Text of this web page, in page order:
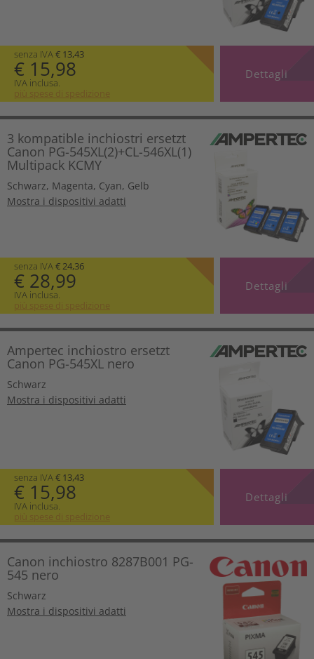
senza IVA€ 13,43
€ 15,98
IVA inclusa.
più spese di spedizione
Dettagli
3 kompatible inchiostri ersetzt
Canon PG-545XL(2)+CL-546XL(1)
Multipack KCMY
Schwarz, Magenta, Cyan, Gelb
Mostra i dispositivi adatti
senza IVA€ 24,36
€ 28,99
IVA inclusa.
più spese di spedizione
Dettagli
Ampertec inchiostro ersetzt
Canon PG-545XL nero
Schwarz
Mostra i dispositivi adatti
senza IVA€ 13,43
€ 15,98
IVA inclusa.
più spese di spedizione
Dettagli
Canon inchiostro 8287B001 PG-
545 nero
Schwarz
Mostra i dispositivi adatti